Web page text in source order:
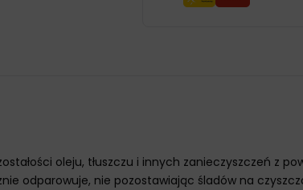
oleju, tłuszczu i innych zanieczyszczeń z
odparowuje, nie pozostawiając śladów na